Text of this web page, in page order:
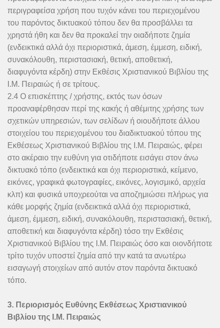
περιγραφείσα χρήση που τυχόν κάνει του περιεχομένου
του παρόντος δικτυακού τόπου δεν θα προσβάλλει τα
χρηστά ήθη και δεν θα προκαλεί την οιαδήποτε ζημία
(ενδεικτικά αλλά όχι περιοριστικά, άμεση, έμμεση, ειδική,
συνακόλουθη, περιστασιακή, θετική, αποθετική,
διαφυγόντα κέρδη) στην Εκθέσις Χριστιανικού Βιβλίου της
Ι.Μ. Πειραιώς ή σε τρίτους.
2.4 Ο επισκέπτης / χρήστης, εκτός των όσων
προαναφέρθησαν περί της κακής ή αθέμιτης χρήσης των
σχετικών υπηρεσιών, των σελίδων ή οιουδήποτε άλλου
στοιχείου του περιεχομένου του διαδικτυακού τόπου της
Εκθέσεως Χριστιανικού Βιβλίου της Ι.Μ. Πειραιώς, φέρει
στο ακέραιο την ευθύνη για οτιδήποτε εισάγει στον άνω
δικτυακό τόπο (ενδεικτικά και όχι περιοριστικά, κείμενο,
εικόνες, γραφικά φωτογραφίες, εικόνες, λογισμικό, αρχεία
κλπ) και φυσικά υποχρεούται να αποζημιώσει πλήρως για
κάθε μορφής ζημία (ενδεικτικά αλλά όχι περιοριστικά,
άμεση, έμμεση, ειδική, συνακόλουθη, περιστασιακή, θετική,
αποθετική και διαφυγόντα κέρδη) τόσο την Εκθέσις
Χριστιανικού Βιβλίου της Ι.Μ. Πειραιώς όσο και οιονδήποτε
τρίτο τυχόν υποστεί ζημία από την κατά τα ανωτέρω
εισαγωγή στοιχείων από αυτόν στον παρόντα δικτυακό
τόπο.
3. Περιορισμός Ευθύνης Εκθέσεως Χριστιανικού
Βιβλίου της Ι.Μ. Πειραιώς